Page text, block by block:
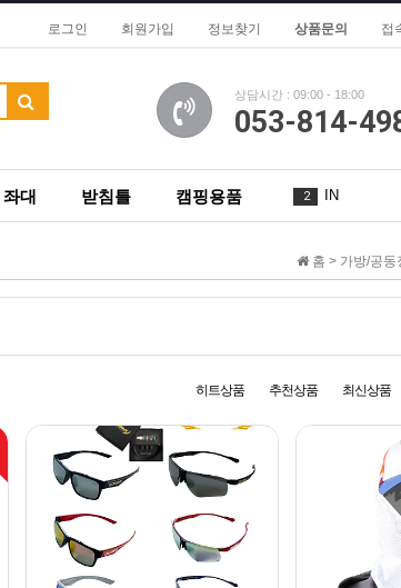
로그인 회원가입 정보찾기 상품문의 접
상담시간 : 09:00 - 18:00
053-814-
3 De
7
8 is
좌대 받침틀 캠핑용품
홈 > 가방/공동
히트상품 추천상품 최신상품